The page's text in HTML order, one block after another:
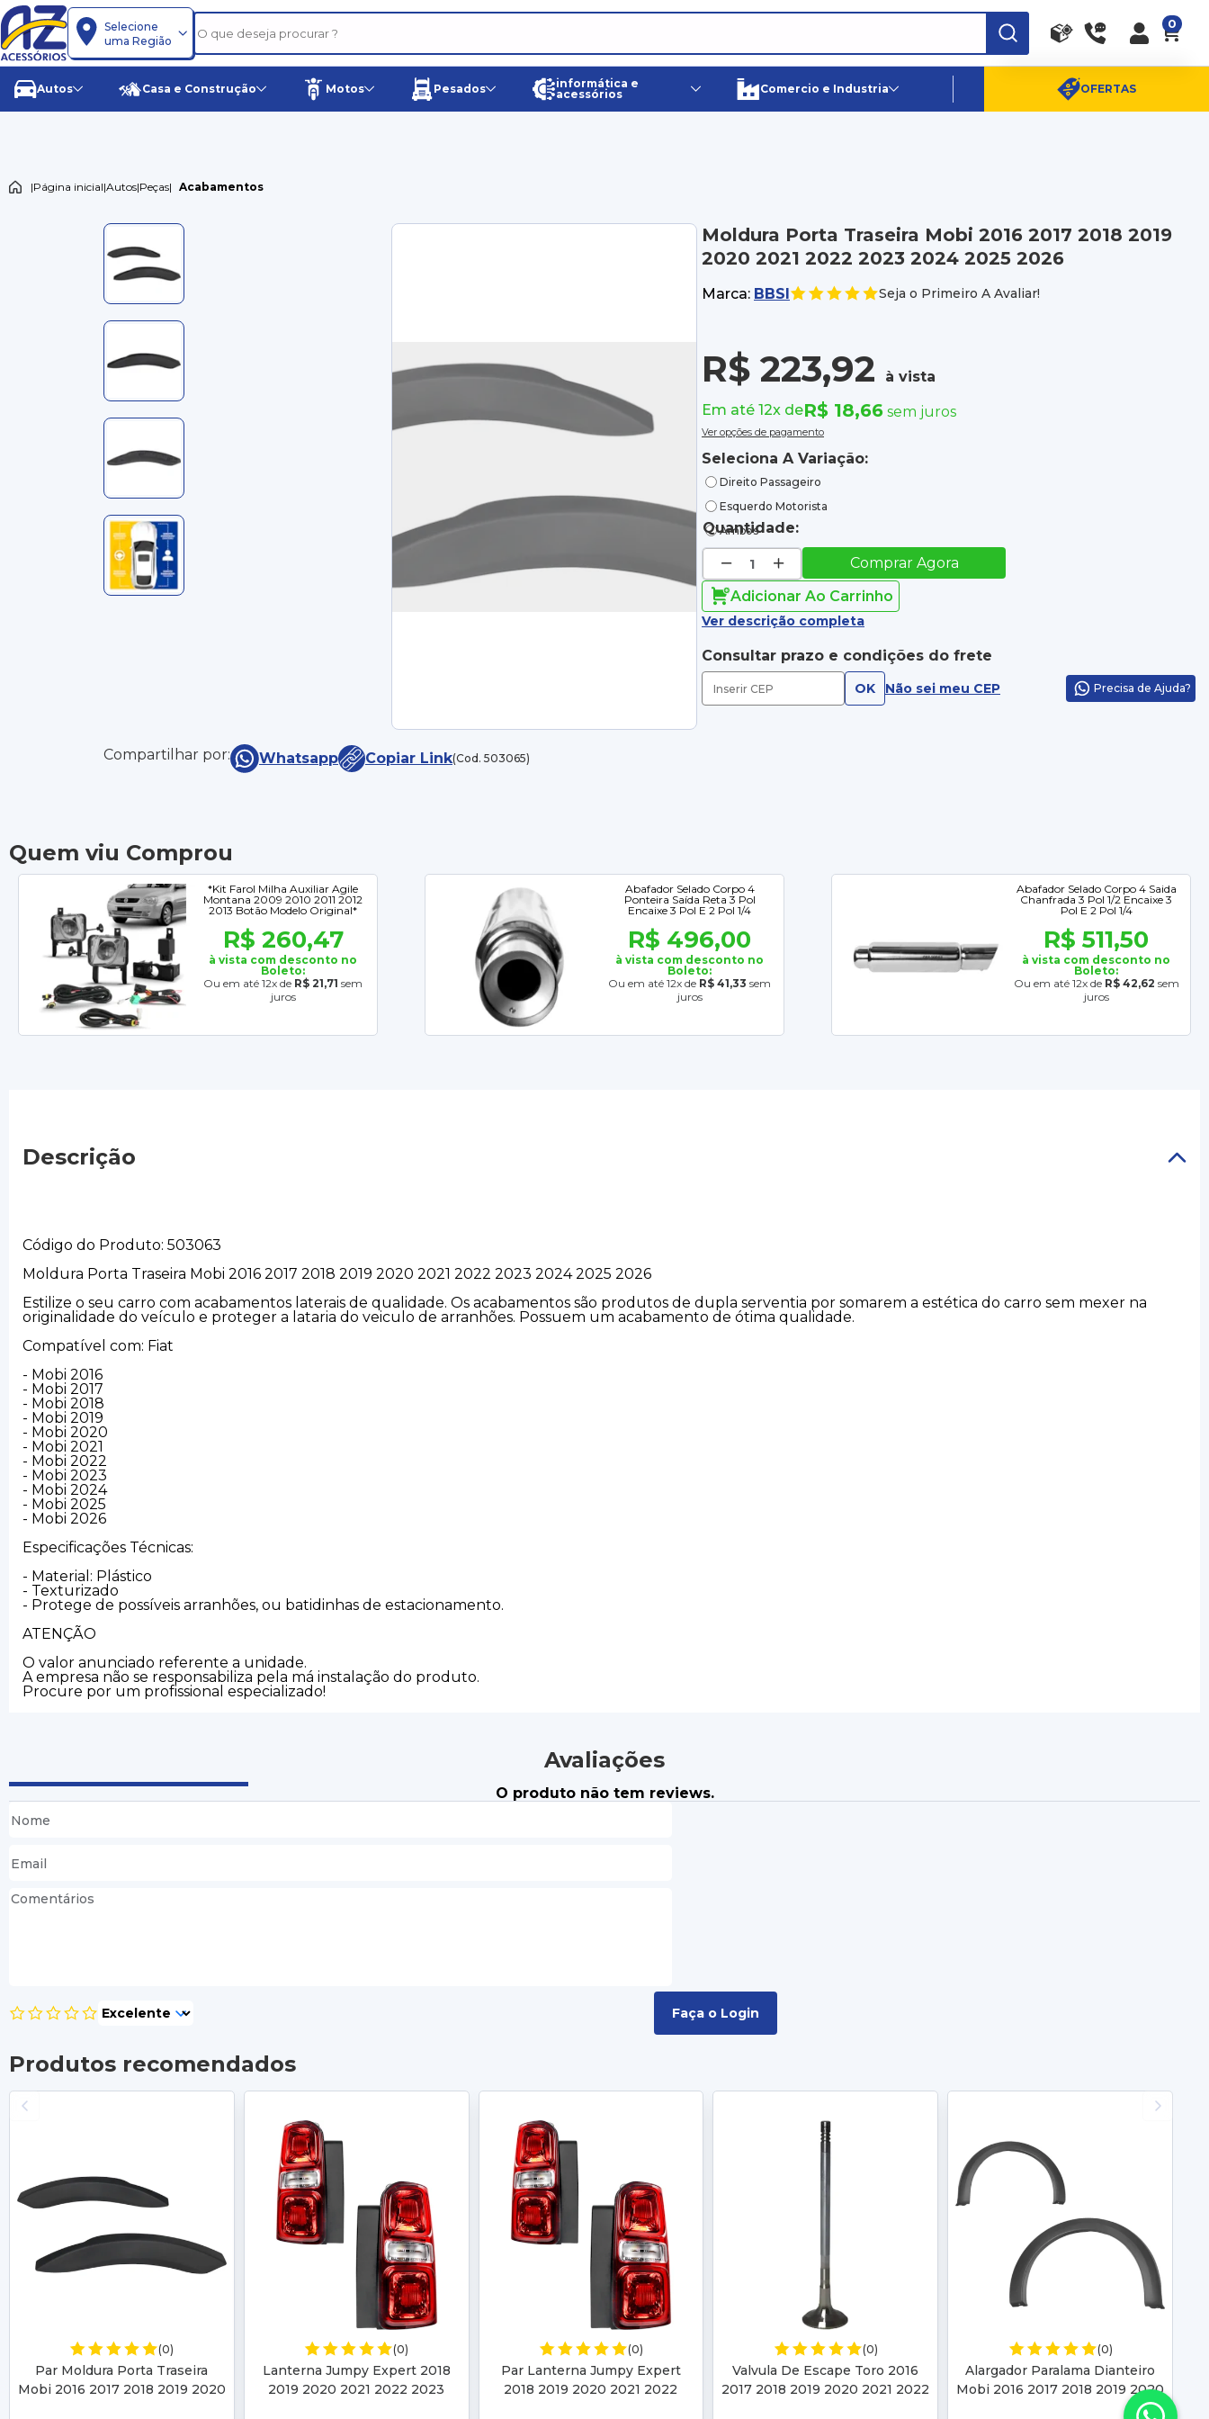
Selecione
uma Região
Canais de Atendimento
(11) 96359-6656
SAC:(11) 4003-0880
0
Autos Casa e Construção Motos Pesados
informática e
acessórios
Comercio e Industria OFERTAS
|Página inicial|Autos|Peças| Acabamentos
Compartilhar por: Whatsapp Copiar Link(Cod. 503065)
Moldura Porta Traseira Mobi 2016 2017 2018 2019
2020 2021 2022 2023 2024 2025 2026
Marca: BBSI Seja o Primeiro A Avaliar!
R$ 223,92
à vista
Em até 12x deR$ 18,66 sem juros
Ver opções de pagamento
Seleciona A Variação:
Direito Passageiro
Esquerdo Motorista
Ambos
Quantidade:
Comprar Agora
Adicionar Ao Carrinho
Ver descrição completa
Consultar prazo e condições do frete
OK Não sei meu CEP Precisa de Ajuda?
Quem viu Comprou
*Kit Farol Milha Auxiliar Agile
Montana 2009 2010 2011 2012
2013 Botão Modelo Original*
R$ 260,47
à vista com desconto no
Boleto:
Ou em até 12x de R$ 21,71 sem
juros
Abafador Selado Corpo 4
Ponteira Saída Reta 3 Pol
Encaixe 3 Pol E 2 Pol 1/4
R$ 496,00
à vista com desconto no
Boleto:
Ou em até 12x de R$ 41,33 sem
juros
Abafador Selado Corpo 4 Saida
Chanfrada 3 Pol 1/2 Encaixe 3
Pol E 2 Pol 1/4
R$ 511,50
à vista com desconto no
Boleto:
Ou em até 12x de R$ 42,62 sem
juros
Descrição
Código do Produto: 503063
Moldura Porta Traseira Mobi 2016 2017 2018 2019 2020 2021 2022 2023 2024 2025 2026
Estilize o seu carro com acabamentos laterais de qualidade. Os acabamentos são produtos de dupla serventia por somarem a estética do carro sem mexer na
originalidade do veículo e proteger a lataria do veiculo de arranhões. Possuem um acabamento de ótima qualidade.
Compatível com: Fiat
- Mobi 2016
- Mobi 2017
- Mobi 2018
- Mobi 2019
- Mobi 2020
- Mobi 2021
- Mobi 2022
- Mobi 2023
- Mobi 2024
- Mobi 2025
- Mobi 2026
Especificações Técnicas:
- Material: Plástico
- Texturizado
- Protege de possíveis arranhões, ou batidinhas de estacionamento.
ATENÇÃO
O valor anunciado referente a unidade.
A empresa não se responsabiliza pela má instalação do produto.
Procure por um profissional especializado!
Avaliações
O produto não tem reviews.
Faça o Login
Produtos recomendados
(0)
Par Moldura Porta Traseira
Mobi 2016 2017 2018 2019 2020
(0)
Lanterna Jumpy Expert 2018
2019 2020 2021 2022 2023
(0)
Par Lanterna Jumpy Expert
2018 2019 2020 2021 2022
(0)
Valvula De Escape Toro 2016
2017 2018 2019 2020 2021 2022
(0)
Alargador Paralama Dianteiro
Mobi 2016 2017 2018 2019 2020
2021 2022 2023 2024 2025